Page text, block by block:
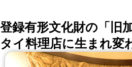
登録有形文化財の「旧
タイ料理店に生まれ変